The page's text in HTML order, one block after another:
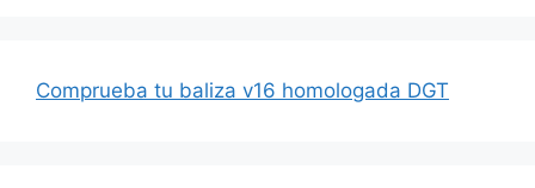
Comprueba tu baliza v16 homologada DGT